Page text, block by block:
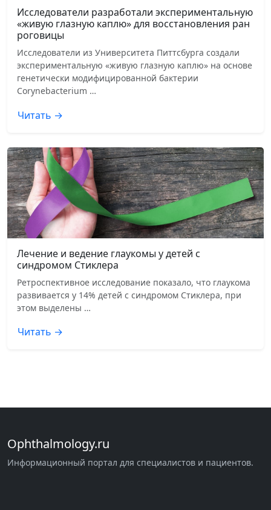
Исследователи разработали экспериментальную
«живую глазную каплю» для восстановления ран
роговицы
Исследователи из Университета Питтсбурга создали
экспериментальную «живую глазную каплю» на основе
генетически модифицированной бактерии
Corynebacterium …
Читать →
Лечение и ведение глаукомы у детей с
синдромом Стиклера
Ретроспективное исследование показало, что глаукома
развивается у 14% детей с синдромом Стиклера, при
этом выделены …
Читать →
Ophthalmology.ru
Информационный портал для специалистов и пациентов.